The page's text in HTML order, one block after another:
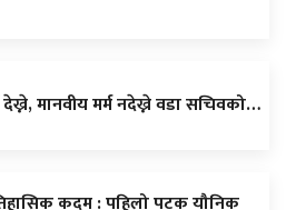
मानवीय मर्म नदेख्ने वडा सचिवको…
कदम : पहिलो पटक यौनिक